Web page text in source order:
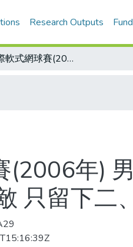
Research Outputs
中山杯國際軟式網球賽(2006年) 男雙冠軍 硬被日本拿走 中華三度與日對壘 男女都不敵 只留下二、三名
(2006年)
只留下二